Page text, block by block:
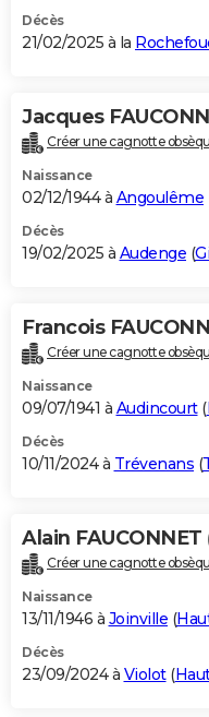
Décès
21/02/2025 à la
Jacques
Créer une cagnotte
Naissance
02/12/1944 à Angoulême
Décès
19/02/2025 à Audenge (
Francois
Créer une cagnotte
Naissance
09/07/1941 à Audincourt(
Décès
10/11/2024 à Trévenans (
Alain FAUCONNET
Créer une cagnotte
Naissance
13/11/1946 à Joinville (
Décès
23/09/2024 à Violot(